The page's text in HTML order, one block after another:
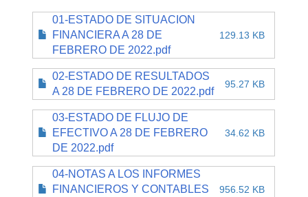
01-ESTADO DE SITUACION
FINANCIERA A 28 DE
FEBRERO DE 2022.pdf
129.13 KB
02-ESTADO DE RESULTADOS
A 28 DE FEBRERO DE 2022.pdf
95.27 KB
03-ESTADO DE FLUJO DE
EFECTIVO A 28 DE FEBRERO
DE 2022.pdf
34.62 KB
04-NOTAS A LOS INFORMES
FINANCIEROS Y CONTABLES
956.52 KB